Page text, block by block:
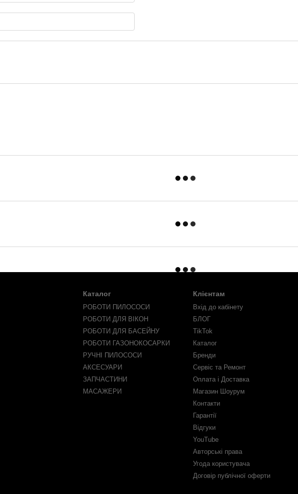
Каталог
РОБОТИ ПИЛОСОСИ
РОБОТИ ДЛЯ ВІКОН
РОБОТИ ДЛЯ БАСЕЙНУ
РОБОТИ ГАЗОНОКОСАРКИ
РУЧНІ ПИЛОСОСИ
АКСЕСУАРИ
ЗАПЧАСТИНИ
МАСАЖЕРИ
Клієнтам
Вхід до кабінету
БЛОГ
TikTok
Каталог
Бренди
Сервіс та Ремонт
Оплата і Доставка
Магазин Шоурум
Контакти
Гарантії
Відгуки
YouTube
Авторські права
Угода користувача
Договір публічної оферти